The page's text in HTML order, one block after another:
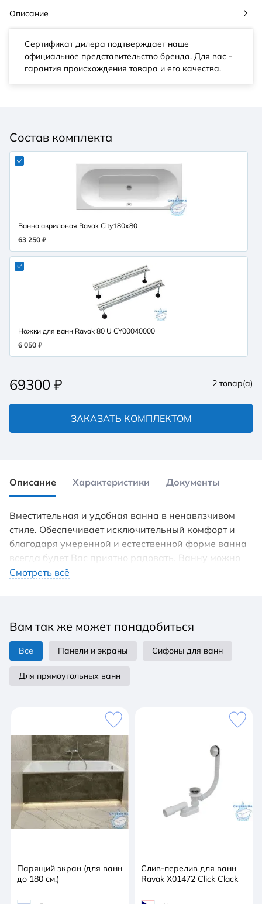
Описание
Сертификат дилера подтверждает наше
официальное представительство бренда. Для вас -
гарантия происхождения товара и его качества.
Состав комплекта
Ванна акриловая Ravak City180х80
63 250 ₽
Ножки для ванн Ravak 80 U CY00040000
6 050 ₽
ЗАКАЗАТЬ КОМПЛЕКТОМ
2 товар(а)
69300 ₽
Описание Характеристики Документы
Вместительная и удобная ванна в ненавязчивом
стиле. Обеспечивает исключительный комфорт и
благодаря умеренной и естественной форме ванна
всегда будет Вас приятно радовать. Ванну можно
укомплектовать панелью.
Смотреть всё
Вам так же может понадобиться
Все Панели и экраны Сифоны для ванн
Для прямоугольных ванн
Парящий экран (для ванн
до 180 см.)
Слив-перелив для ванн
Ravak X01472 Click Clack